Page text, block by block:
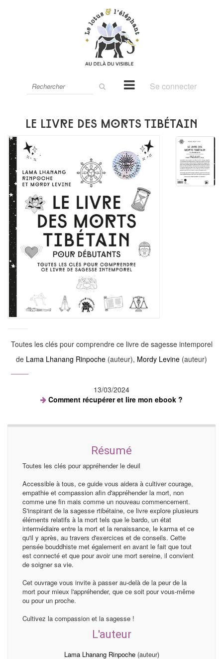
le
Se connecter
Le livre des morts tibétain
Toutes les clés pour comprendre ce livre de sagesse intemporel
de Lama Lhanang Rinpoche (auteur), Mordy Levine (auteur)
13/03/2024
Comment récupérer et lire mon ebook ?
Résumé
Toutes les clés pour appréhender le deuil
Accessible à tous, ce guide vous aidera à cultiver courage,
empathie et compassion afin d'appréhender la mort, non
comme une fin mais comme un nouveau commencement.
S'inspirant de la sagesse rtibétaine, ce livre explore plusieurs
éléments relatifs à la mort tels que le bardo, un état
intermédiaire entre la mort et la renaissance, le karma et ce
qu'il y après, au travers d'exercices et de conseils. Cette
pensée bouddhiste met également en avant le fait que tout
est connecté et que pour avoir une mort sereine, il convient
de soigner sa vie.
Cet ouvrage vous invite à passer au-delà de la peur de la
mort pour mieux l'appréhender, que ce soit pour vous-même
ou pour un proche.
Cultivez la compassion et la sagesse !
L'auteur
Lama Lhanang Rinpoche(auteur)